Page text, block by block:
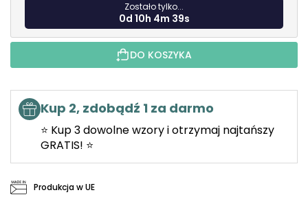
Zostało tylko...
0d 10h 4m 37s
DO KOSZYKA
Kup 2, zdobądź 1 za darmo
⭐ Kup 3 dowolne wzory i otrzymaj najtańszy
GRATIS! ⭐
Produkcja w UE